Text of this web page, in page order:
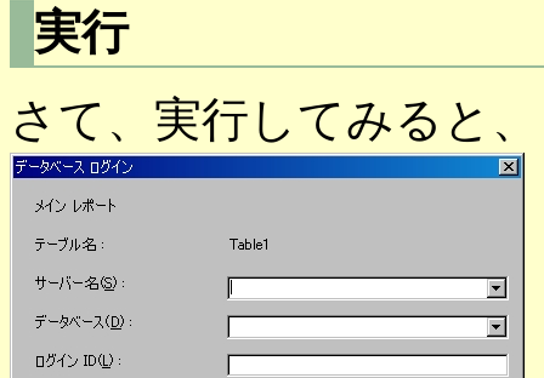
実行
さて、実行してみると、